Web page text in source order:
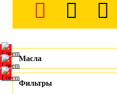
Масла
Фильтры